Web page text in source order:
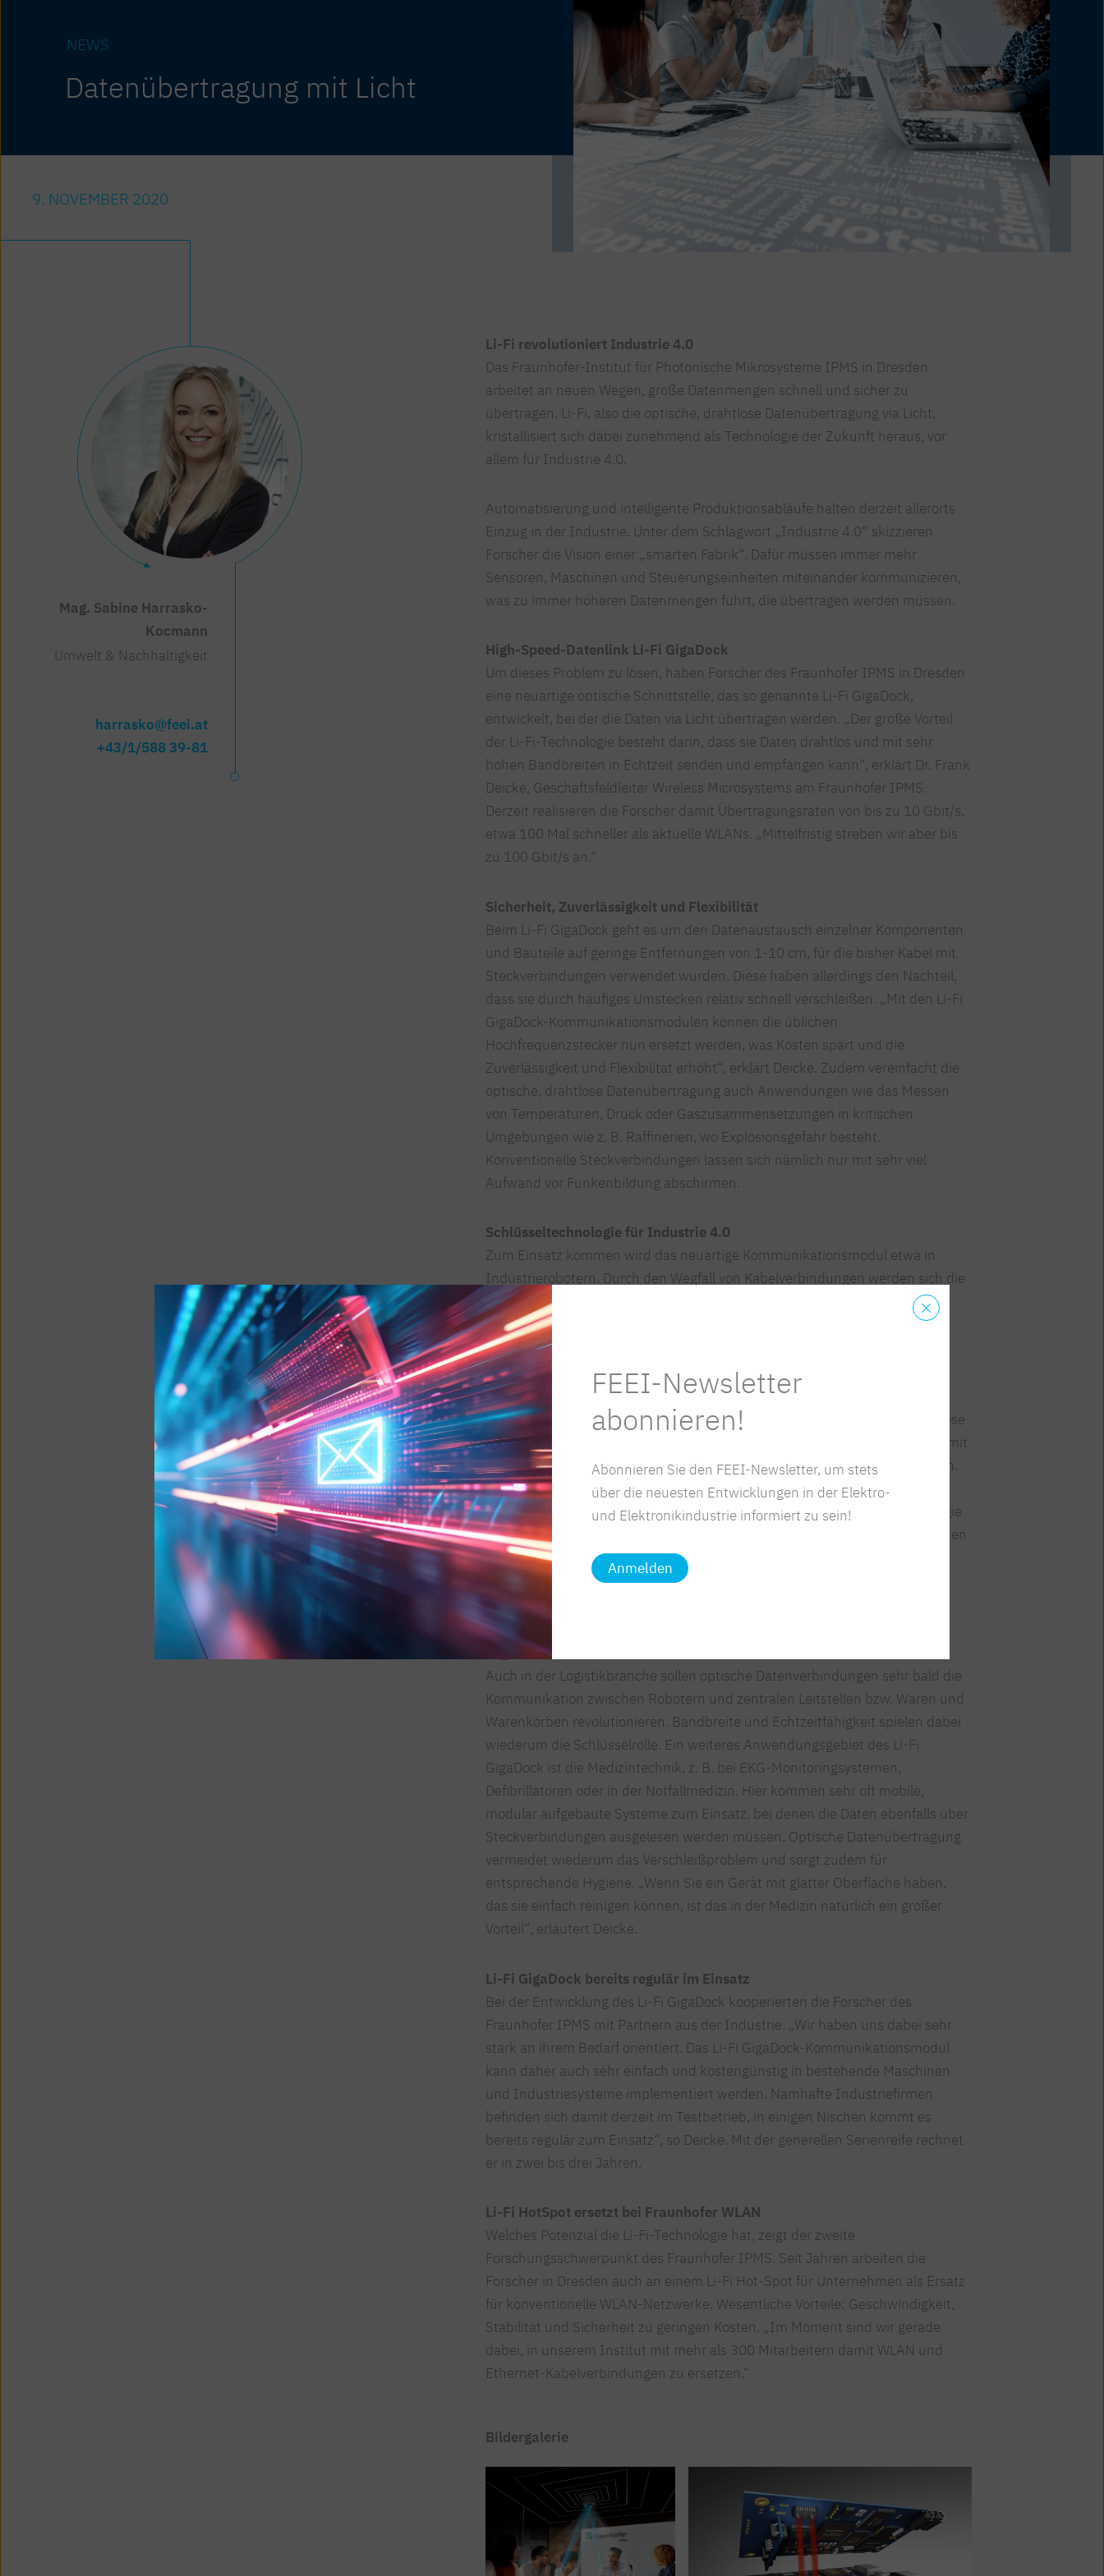
NEWS
Datenübertragung mit Licht
9. NOVEMBER 2020
Mag. Sabine Harrasko-
Kocmann
Umwelt & Nachhaltigkeit
harrasko@feei.at
+43/1/588 39-81
Li-Fi revolutioniert Industrie 4.0
Das Fraunhofer-Institut für Photonische Mikrosysteme IPMS in Dresden
arbeitet an neuen Wegen, große Datenmengen schnell und sicher zu
übertragen. Li-Fi, also die optische, drahtlose Datenübertragung via Licht,
kristallisiert sich dabei zunehmend als Technologie der Zukunft heraus, vor
allem für Industrie 4.0.
Automatisierung und intelligente Produktionsabläufe halten derzeit allerorts
Einzug in der Industrie. Unter dem Schlagwort „Industrie 4.0“ skizzieren
Forscher die Vision einer „smarten Fabrik“. Dafür müssen immer mehr
Sensoren, Maschinen und Steuerungseinheiten miteinander kommunizieren,
was zu immer höheren Datenmengen führt, die übertragen werden müssen.
High-Speed-Datenlink Li-Fi GigaDock
Um dieses Problem zu lösen, haben Forscher des Fraunhofer IPMS in Dresden
eine neuartige optische Schnittstelle, das so genannte Li-Fi GigaDock,
entwickelt, bei der die Daten via Licht übertragen werden. „Der große Vorteil
der Li-Fi-Technologie besteht darin, dass sie Daten drahtlos und mit sehr
hohen Bandbreiten in Echtzeit senden und empfangen kann“, erklärt Dr. Frank
Deicke, Geschäftsfeldleiter Wireless Microsystems am Fraunhofer IPMS.
Derzeit realisieren die Forscher damit Übertragungsraten von bis zu 10 Gbit/s,
etwa 100 Mal schneller als aktuelle WLANs. „Mittelfristig streben wir aber bis
zu 100 Gbit/s an.“
Sicherheit, Zuverlässigkeit und Flexibilität
Beim Li-Fi GigaDock geht es um den Datenaustausch einzelner Komponenten
und Bauteile auf geringe Entfernungen von 1-10 cm, für die bisher Kabel mit
Steckverbindungen verwendet wurden. Diese haben allerdings den Nachteil,
dass sie durch häufiges Umstecken relativ schnell verschleißen. „Mit den Li-Fi
GigaDock-Kommunikationsmodulen können die üblichen
Hochfrequenzstecker nun ersetzt werden, was Kosten spart und die
Zuverlässigkeit und Flexibilität erhöht“, erklärt Deicke. Zudem vereinfacht die
optische, drahtlose Datenübertragung auch Anwendungen wie das Messen
von Temperaturen, Druck oder Gaszusammensetzungen in kritischen
Umgebungen wie z. B. Raffinerien, wo Explosionsgefahr besteht.
Konventionelle Steckverbindungen lassen sich nämlich nur mit sehr viel
Aufwand vor Funkenbildung abschirmen.
Schlüsseltechnologie für Industrie 4.0
Zum Einsatz kommen wird das neuartige Kommunikationsmodul etwa in
Industrierobotern. Durch den Wegfall von Kabelverbindungen werden sich die
Roboterarme beliebig in jede Richtung drehen lassen, was die Verwendung
von Werkzeugen durch den Roboter massiv verbessert und flexibilisiert. Der
hohe Datendurchsatz über das Li-Fi GigaDock ermöglicht auch
Videodatenübertragung und macht ihn erst wirklich „smart“.
„Die Vision von Industrie 4.0 lautet ja: Sensoren erfassen Daten, senden diese
an die Cloud, wo sie in Echtzeit von Algorithmen verarbeitet werden, um damit
wiederum in Echtzeit den Produktionsprozess zu steuern und zu optimieren.
Voraussetzung dafür ist allerdings eine möglichst hohe
Datenübertragungsrate. Insofern ist Li-Fi sicherlich eine Schlüsseltechnologie
für Industrie 4.0“, erläutert Deicke. Gegenüber konventionellen, funkbasierten
Drahtlosnetzwerken bestechen Li-Fi-Verbindungen außerdem durch eine
hohe Störungsresistenz und hohe Sicherheit, weil Licht schlichtweg keine
Mauern durchdringt.
Logistik und Medizintechnik
Auch in der Logistikbranche sollen optische Datenverbindungen sehr bald die
Kommunikation zwischen Robotern und zentralen Leitstellen bzw. Waren und
Warenkörben revolutionieren. Bandbreite und Echtzeitfähigkeit spielen dabei
wiederum die Schlüsselrolle. Ein weiteres Anwendungsgebiet des Li-Fi
GigaDock ist die Medizintechnik, z. B. bei EKG-Monitoringsystemen,
Defibrillatoren oder in der Notfallmedizin. Hier kommen sehr oft mobile,
modular aufgebaute Systeme zum Einsatz, bei denen die Daten ebenfalls über
Steckverbindungen ausgelesen werden müssen. Optische Datenübertragung
vermeidet wiederum das Verschleißproblem und sorgt zudem für
entsprechende Hygiene. „Wenn Sie ein Gerät mit glatter Oberfläche haben,
das sie einfach reinigen können, ist das in der Medizin natürlich ein großer
Vorteil“, erläutert Deicke.
Li-Fi GigaDock bereits regulär im Einsatz
Bei der Entwicklung des Li-Fi GigaDock kooperierten die Forscher des
Fraunhofer IPMS mit Partnern aus der Industrie. „Wir haben uns dabei sehr
stark an ihrem Bedarf orientiert. Das Li-Fi GigaDock-Kommunikationsmodul
kann daher auch sehr einfach und kostengünstig in bestehende Maschinen
und Industriesysteme implementiert werden. Namhafte Industriefirmen
befinden sich damit derzeit im Testbetrieb, in einigen Nischen kommt es
bereits regulär zum Einsatz“, so Deicke. Mit der generellen Serienreife rechnet
er in zwei bis drei Jahren.
Li-Fi HotSpot ersetzt bei Fraunhofer WLAN
Welches Potenzial die Li-Fi-Technologie hat, zeigt der zweite
Forschungsschwerpunkt des Fraunhofer IPMS. Seit Jahren arbeiten die
Forscher in Dresden auch an einem Li-Fi Hot-Spot für Unternehmen als Ersatz
für konventionelle WLAN-Netzwerke. Wesentliche Vorteile: Geschwindigkeit,
Stabilität und Sicherheit zu geringen Kosten. „Im Moment sind wir gerade
dabei, in unserem Institut mit mehr als 300 Mitarbeitern damit WLAN und
Ethernet-Kabelverbindungen zu ersetzen.“
Bildergalerie
FEEI-Newsletter
abonnieren!
Abonnieren Sie den FEEI-Newsletter, um stets
über die neuesten Entwicklungen in der Elektro-
und Elektronikindustrie informiert zu sein!
Anmelden